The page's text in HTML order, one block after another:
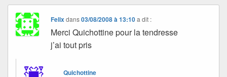
Felixdans03/08/2008 à 13:10 a dit :
Merci Quichottine pour la tendresse
j’ai tout pris
Quichottine